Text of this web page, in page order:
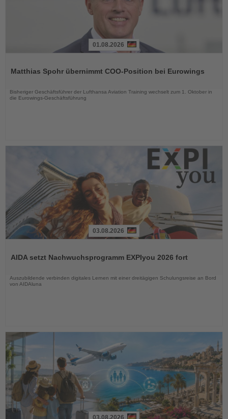
die
01.08.2026
Matthias Spohr übernimmt COO-Position bei Eurowings
Bisheriger Geschäftsführer der Lufthansa Aviation Training wechselt zum 1. Oktober in
die Eurowings-Geschäftsführung
die
03.08.2026
AIDA setzt Nachwuchsprogramm EXPIyou 2026 fort
Auszubildende verbinden digitales Lernen mit einer dreitägigen Schulungsreise an Bord
von AIDAluna
03.08.2026